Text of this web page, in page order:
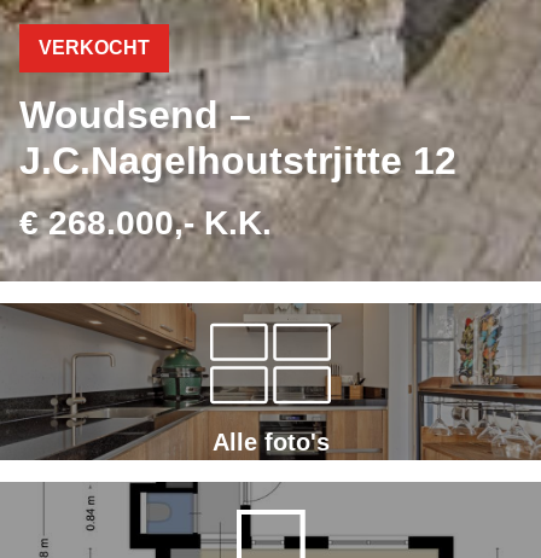
VERKOCHT
Woudsend –
J.C.Nagelhoutstrjitte 12
€ 268.000,- K.K.
Alle foto's